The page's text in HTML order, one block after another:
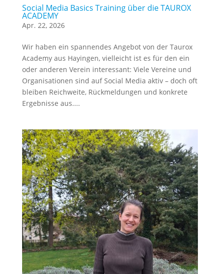
Social Media Basics Training über die TAUROX
ACADEMY
Apr. 22, 2026
Wir haben ein spannendes Angebot von der Taurox
Academy aus Hayingen, vielleicht ist es für den ein
oder anderen Verein interessant: Viele Vereine und
Organisationen sind auf Social Media aktiv – doch oft
bleiben Reichweite, Rückmeldungen und konkrete
Ergebnisse aus....